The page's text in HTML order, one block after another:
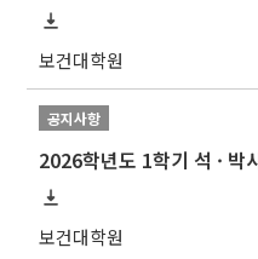
보건대학원
공지사항
보건대학원